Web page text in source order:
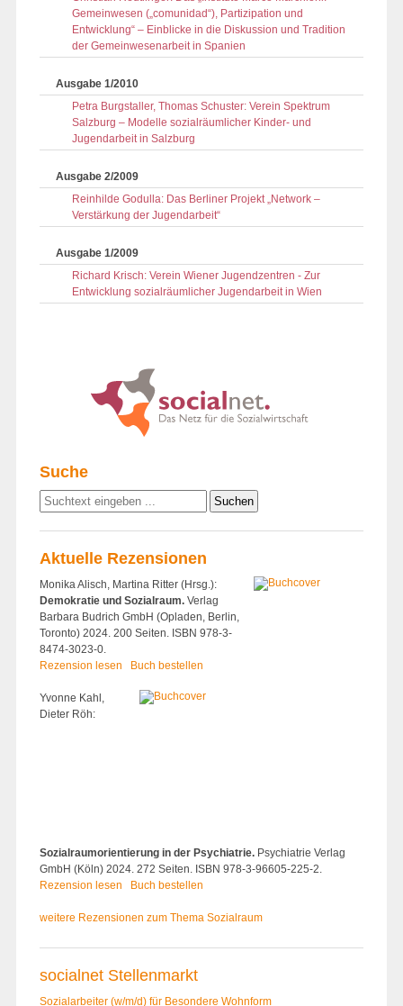
Gemeinwesen („comunidad“), Partizipation und
Entwicklung“ – Einblicke in die Diskussion und Tradition
der Gemeinwesenarbeit in Spanien
Ausgabe 1/2010
Petra Burgstaller, Thomas Schuster: Verein Spektrum
Salzburg – Modelle sozialräumlicher Kinder- und
Jugendarbeit in Salzburg
Ausgabe 2/2009
Reinhilde Godulla: Das Berliner Projekt „Network –
Verstärkung der Jugendarbeit“
Ausgabe 1/2009
Richard Krisch: Verein Wiener Jugendzentren - Zur
Entwicklung sozialräumlicher Jugendarbeit in Wien
Suche
Aktuelle Rezensionen
Monika Alisch, Martina Ritter (Hrsg.):
Demokratie und Sozialraum. Verlag
Barbara Budrich GmbH (Opladen, Berlin,
Toronto) 2024. 200 Seiten. ISBN 978-3-
8474-3023-0.
Rezension lesen
Buch bestellen
Yvonne Kahl,
Dieter Röh:
Sozialraumorientierung in der Psychiatrie. Psychiatrie Verlag
GmbH (Köln) 2024. 272 Seiten. ISBN 978-3-96605-225-2.
Rezension lesen
Buch bestellen
weitere Rezensionen zum Thema Sozialraum
socialnet Stellenmarkt
Sozialarbeiter (w/m/d) für Besondere Wohnform